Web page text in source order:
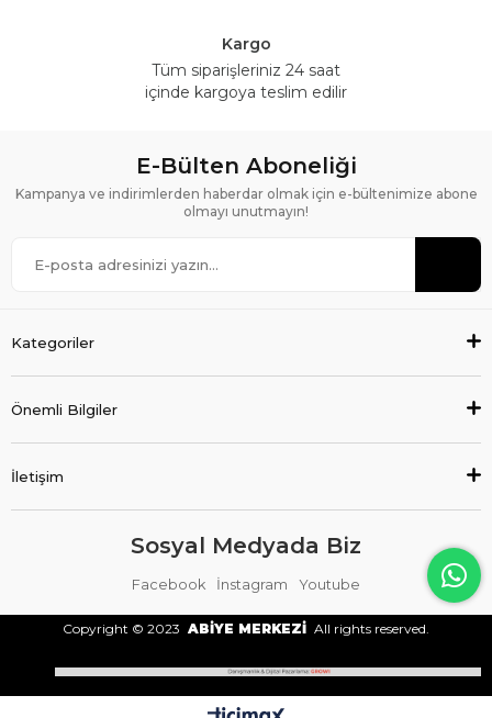
Kargo
Tüm siparişleriniz 24 saat
içinde kargoya teslim edilir
E-Bülten Aboneliği
Kampanya ve indirimlerden haberdar olmak için e-bültenimize abone
olmayı unutmayın!
Kategoriler
Önemli Bilgiler
İletişim
Sosyal Medyada Biz
Facebook İnstagram Youtube
Copyright © 2023 ABİYE MERKEZİ All rights reserved.